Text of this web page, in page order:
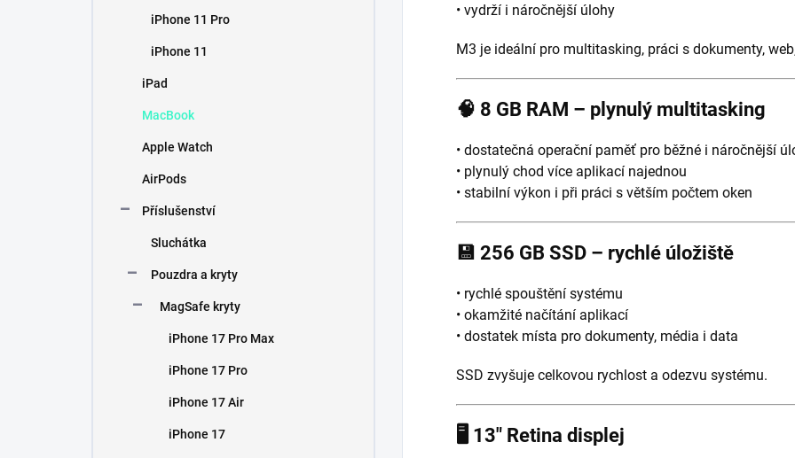
iPhone 11 Pro
iPhone 11
iPad
MacBook
Apple Watch
AirPods
Příslušenství
Sluchátka
Pouzdra a kryty
MagSafe kryty
iPhone 17 Pro Max
iPhone 17 Pro
iPhone 17 Air
iPhone 17
• vydrží i náročnější úlohy
M3 je ideální pro multitasking, práci s dokumenty,
🧠 8 GB RAM – plynulý multitasking
• dostatečná operační paměť pro běžné i náročnější
• plynulý chod více aplikací najednou
• stabilní výkon i při práci s větším počtem oken
💾 256 GB SSD – rychlé úložiště
• rychlé spouštění systému
• okamžité načítání aplikací
• dostatek místa pro dokumenty, média i data
SSD zvyšuje celkovou rychlost a odezvu systému.
🖥️ 13″ Retina displej